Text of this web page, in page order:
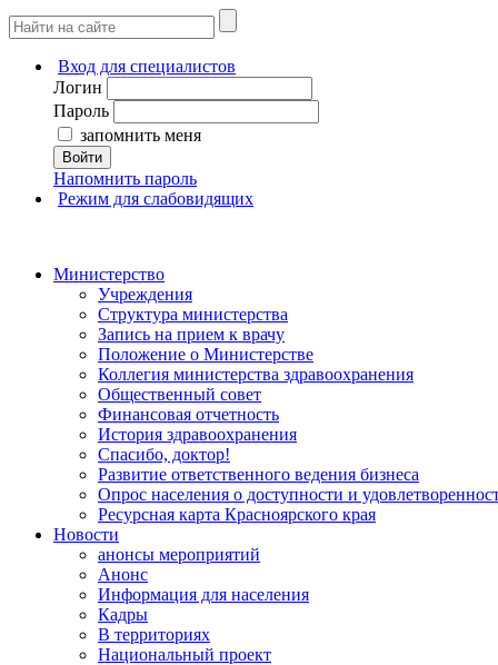
Вход для специалистов
Логин
Пароль
запомнить меня
Войти
Напомнить пароль
Режим для слабовидящих
Министерство
Учреждения
Структура министерства
Запись на прием к врачу
Положение о Министерстве
Коллегия министерства здравоохранения
Общественный совет
Финансовая отчетность
История здравоохранения
Спасибо, доктор!
Развитие ответственного ведения бизнеса
Опрос населения о доступности и
Ресурсная карта Красноярского края
Новости
анонсы мероприятий
Анонс
Информация для населения
Кадры
В территориях
Национальный проект